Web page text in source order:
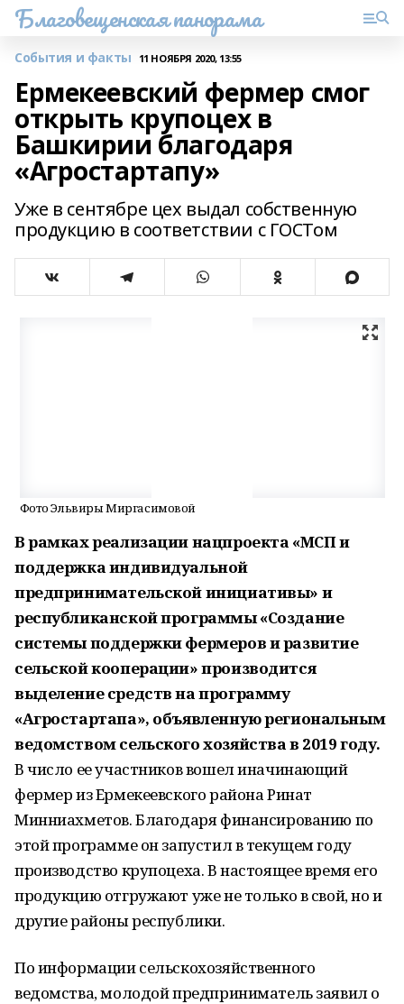
Благовещенская панорама
События и факты 11 НОЯБРЯ 2020, 13:55
Ермекеевский фермер смог
открыть крупоцех в
Башкирии благодаря
«Агростартапу»
Уже в сентябре цех выдал собственную
продукцию в соответствии с ГОСТом
Фото Эльвиры Миргасимовой
В рамках реализации нацпроекта «МСП и
поддержка индивидуальной
предпринимательской инициативы» и
республиканской программы «Создание
системы поддержки фермеров и развитие
сельской кооперации» производится
выделение средств на программу
«Агростартапа», объявленную региональным
ведомством сельского хозяйства в 2019 году.
В число ее участников вошел иначинающий
фермер из Ермекеевского района Ринат
Минниахметов. Благодаря финансированию по
этой программе он запустил в текущем году
производство крупоцеха. В настоящее время его
продукцию отгружают уже не только в свой, но и
другие районы республики.
По информации сельскохозяйственного
ведомства, молодой предприниматель заявил о